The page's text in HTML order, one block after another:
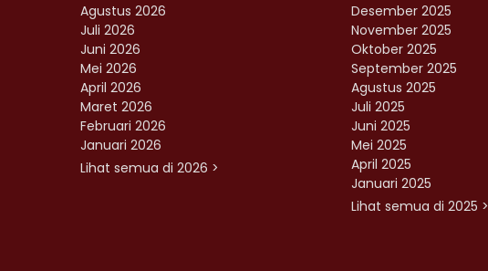
Agustus 2026
Juli 2026
Juni 2026
Mei 2026
April 2026
Maret 2026
Februari 2026
Januari 2026
Lihat semua di 2026 >
Desember 2025
November 2025
Oktober 2025
September 2025
Agustus 2025
Juli 2025
Juni 2025
Mei 2025
April 2025
Januari 2025
Lihat semua di 2025 >